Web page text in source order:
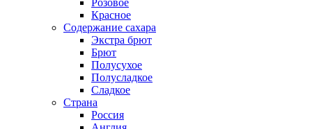
Розовое
Красное
Содержание сахара
Экстра брют
Брют
Полусухое
Полусладкое
Сладкое
Страна
Россия